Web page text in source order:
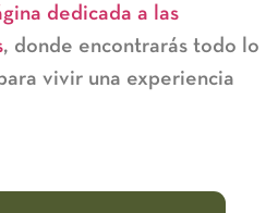
dedicada a las
, donde encontrarás todo lo
vivir una experiencia